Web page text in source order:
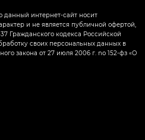
интернет-сайт носит
и не является публичной офертой,
Гражданского кодекса Российской
своих персональных данных в
закона от 27 июля 2006 г. nо 152-фз «О